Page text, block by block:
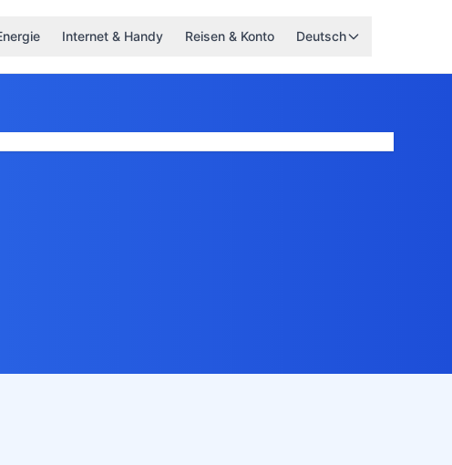
Internet & Handy Reisen & Konto Deutsch